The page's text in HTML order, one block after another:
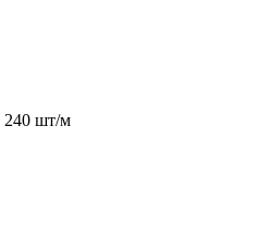
240 шт/м